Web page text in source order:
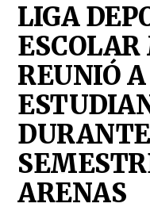
LIGA
REUNIÓ
ARENAS